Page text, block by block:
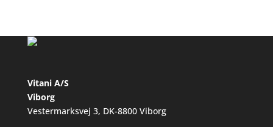
Vitani A/S
Viborg
Vestermarksvej 3, DK-8800 Viborg